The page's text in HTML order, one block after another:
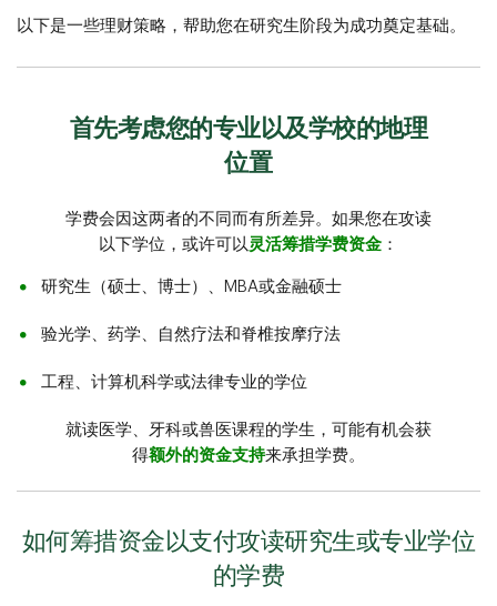
以下是一些理财策略，帮助您在研究生阶段为成功奠定基础。
首先考虑您的专业以及学校的地理
位置
学费会因这两者的不同而有所差异。如果您在攻读
以下学位，或许可以灵活筹措学费资金：
研究生（硕士、博士）、MBA或金融硕士
验光学、药学、自然疗法和脊椎按摩疗法
工程、计算机科学或法律专业的学位
就读医学、牙科或兽医课程的学生，可能有机会获
得额外的资金支持来承担学费。
如何筹措资金以支付攻读研究生或专业学位
的学费